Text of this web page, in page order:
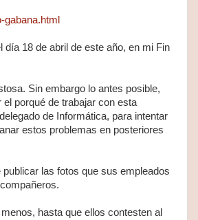
18 de abril de este año, en mi Fin
Sin embargo lo antes posible,
porqué de trabajar con esta
de Informática, para intentar
estos problemas en posteriores
las fotos que sus empleados
hasta que ellos contesten al